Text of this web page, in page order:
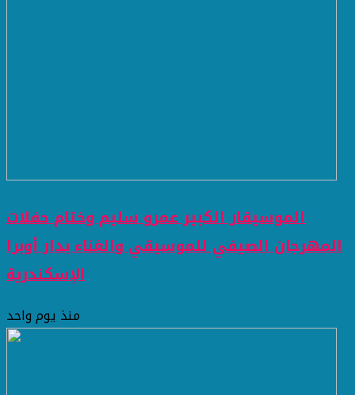
الموسيقار الكبير عمرو سليم وختام حفلات
المهرجان الصيفي للموسيقي والغناء بدار أوبرا
الإسكندرية
منذ يوم واحد